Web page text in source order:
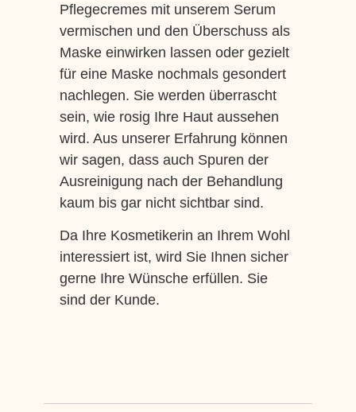
Pflegecremes mit unserem Serum
vermischen und den Überschuss als
Maske einwirken lassen oder gezielt
für eine Maske nochmals gesondert
nachlegen. Sie werden überrascht
sein, wie rosig Ihre Haut aussehen
wird. Aus unserer Erfahrung können
wir sagen, dass auch Spuren der
Ausreinigung nach der Behandlung
kaum bis gar nicht sichtbar sind.
Da Ihre Kosmetikerin an Ihrem Wohl
interessiert ist, wird Sie Ihnen sicher
gerne Ihre Wünsche erfüllen. Sie
sind der Kunde.